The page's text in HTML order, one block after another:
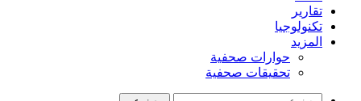
تقارير
تكنولوجيا
المزيد
حوارات صحفية
تحقيقات صحفية